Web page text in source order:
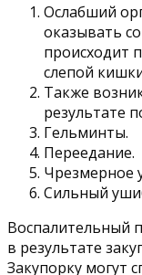
Ослабший
оказывать
происходит
слепой
Также
результате
Гельминты.
Переедание.
Чрезмерное
Сильный
Воспалительный
в результате
Закупорку могут